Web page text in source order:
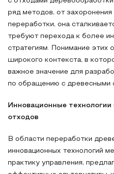
ряд методов, от захоронения
переработки, она
требуют перехода к более
стратегиям. Понимание этих
широкого контекста, в
важное значение для
по обращению с древесными
Инновационные
отходов
В области переработки
инновационных технологий
практику управления,